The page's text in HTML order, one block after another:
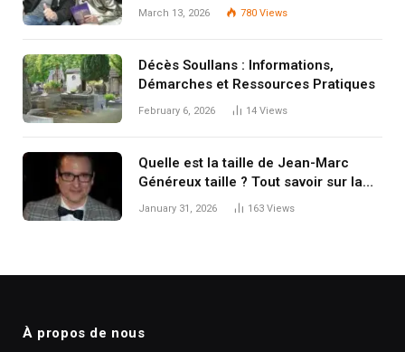
compagne Émilie
March 13, 2026 780 Views
Décès Soullans : Informations,
Démarches et Ressources Pratiques
February 6, 2026 14 Views
Quelle est la taille de Jean-Marc
Généreux taille ? Tout savoir sur la
stature de l’acteur québécois
January 31, 2026 163 Views
À propos de nous